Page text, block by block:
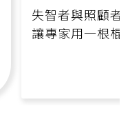
失智者與照顧者
讓專家用一根棍